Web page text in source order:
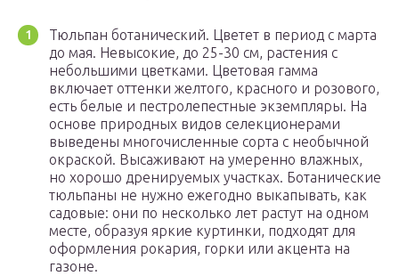
Тюльпан ботанический. Цветет в период с марта
до мая. Невысокие, до 25-30 см, растения с
небольшими цветками. Цветовая гамма
включает оттенки желтого, красного и розового,
есть белые и пестролепестные экземпляры. На
основе природных видов селекционерами
выведены многочисленные сорта с необычной
окраской. Высаживают на умеренно влажных,
но хорошо дренируемых участках. Ботанические
тюльпаны не нужно ежегодно выкапывать, как
садовые: они по несколько лет растут на одном
месте, образуя яркие куртинки, подходят для
оформления рокария, горки или акцента на
газоне.